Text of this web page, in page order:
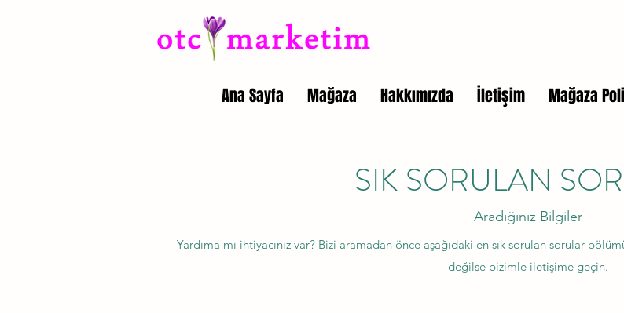
Ana Sayfa Mağaza Hakkımızda İletişim Mağaza
SIK SORULAN
Aradığınız Bilgiler
Yardıma mı ihtiyacınız var? Bizi aramadan önce aşağıdaki en sık sorulan sorular
değilse bizimle iletişime geçin.